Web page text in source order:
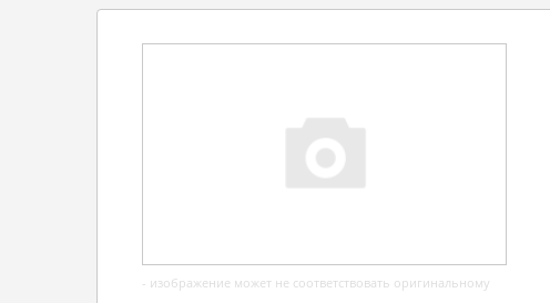
- изображение может не соответствовать оригинальному